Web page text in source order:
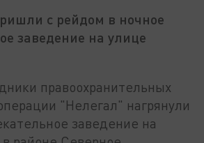
с рейдом в ночное
заведение на улице
правоохранительных
"Нелегал" нагрянули
заведение на